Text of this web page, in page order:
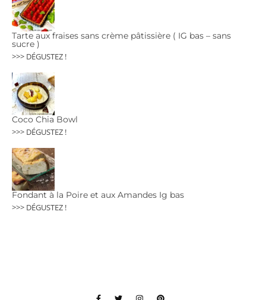
Tarte aux fraises sans crème pâtissière ( IG bas – sans
sucre )
>>> DÉGUSTEZ !
Coco Chia Bowl
>>> DÉGUSTEZ !
Fondant à la Poire et aux Amandes Ig bas
>>> DÉGUSTEZ !